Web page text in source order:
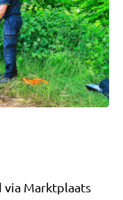
via Marktplaats